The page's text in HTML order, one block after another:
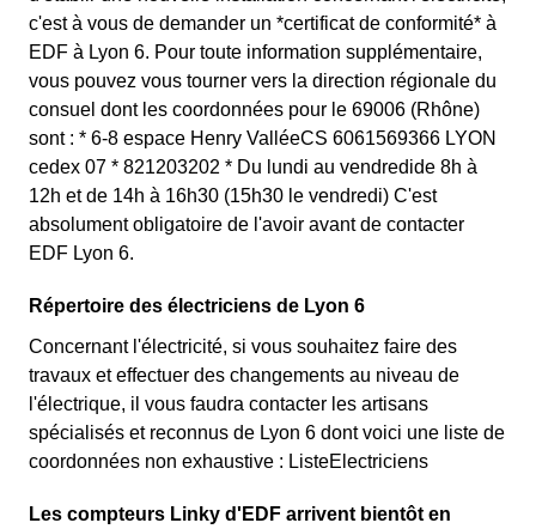
c'est à vous de demander un *certificat de conformité* à
EDF à Lyon 6. Pour toute information supplémentaire,
vous pouvez vous tourner vers la direction régionale du
consuel dont les coordonnées pour le 69006 (Rhône)
sont : * 6-8 espace Henry ValléeCS 6061569366 LYON
cedex 07 * 821203202 * Du lundi au vendredide 8h à
12h et de 14h à 16h30 (15h30 le vendredi) C'est
absolument obligatoire de l'avoir avant de contacter
EDF Lyon 6.
Répertoire des électriciens de Lyon 6
Concernant l'électricité, si vous souhaitez faire des
travaux et effectuer des changements au niveau de
l'électrique, il vous faudra contacter les artisans
spécialisés et reconnus de Lyon 6 dont voici une liste de
coordonnées non exhaustive : ListeElectriciens
Les compteurs Linky d'EDF arrivent bientôt en